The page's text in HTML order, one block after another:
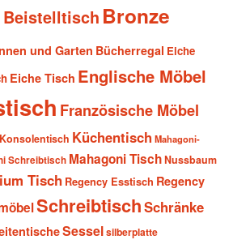
Beistelltisch Bronze
und Garten Bücherregal Eiche
Eiche Tisch Englische Möbel
Französische Möbel
Konsolentisch Küchentisch Mahagoni-
Schreibtisch Mahagoni TischNussbaum
Tisch Regency Esstisch Regency
SchreibtischSchränke
Sesselsilberplatte